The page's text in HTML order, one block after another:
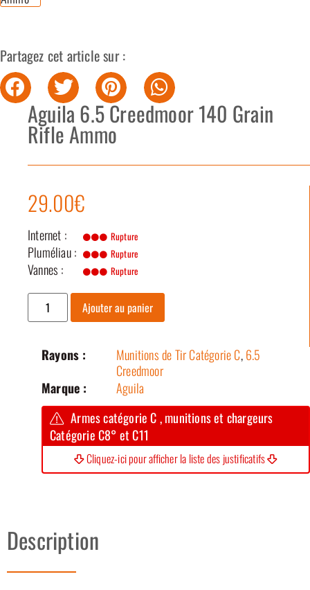
Partagez cet article sur :
Aguila 6.5 Creedmoor 140 Grain
Rifle Ammo
29.00€
Internet : Rupture
Pluméliau : Rupture
Vannes : Rupture
Ajouter au panier
Rayons : Munitions de Tir Catégorie C,6.5
Creedmoor
Marque :
Aguila
Armes catégorie C , munitions et chargeurs
Catégorie C8° et C11
Cliquez-ici pour afficher la liste des justificatifs
Description